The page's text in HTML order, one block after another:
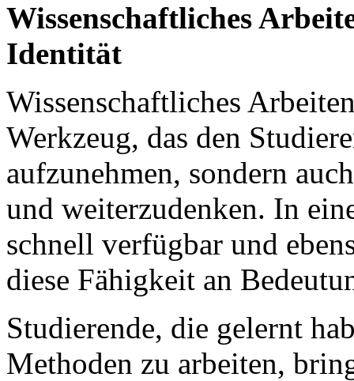
Wissenschaftliches
Identität
Wissenschaftliches
Werkzeug, das den
aufzunehmen, sondern
und weiterzudenken. In
schnell verfügbar und
diese Fähigkeit an
Studierende, die gelernt
Methoden zu arbeiten,